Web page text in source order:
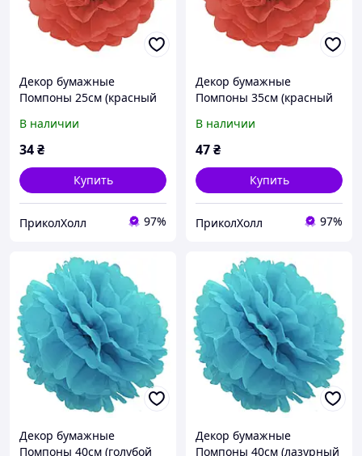
Декор бумажные
Помпоны 25см (красный
В наличии
34₴
Купить
ПриколХолл 97%
Декор бумажные
Помпоны 35см (красный
В наличии
47₴
Купить
ПриколХолл 97%
Декор бумажные
Помпоны 40см (голубой
Декор бумажные
Помпоны 40см (лазурный